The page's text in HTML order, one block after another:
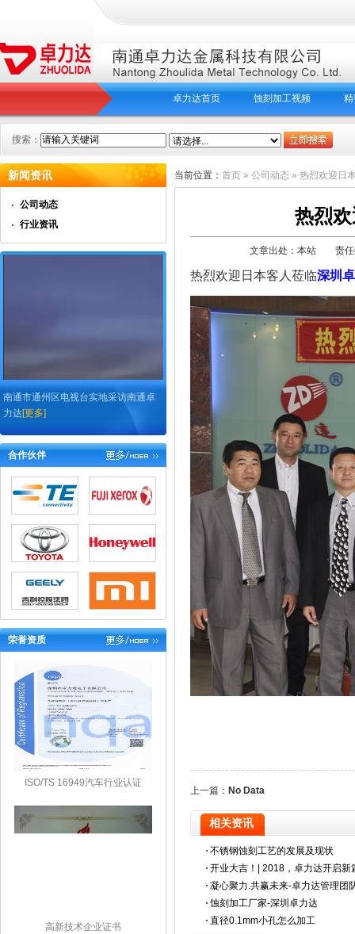
卓力达首页 蚀刻加工视频
搜索：
新闻资讯
公司动态
行业资讯
南通市通州区电视台实地采访南通卓
力达[更多]
合作伙伴
荣誉资质
ISO/TS 16949汽车行业认证
高新技术企业证书
当前位置： 首页 » 公司动态 » 热烈欢迎日
热烈
文章出处：本站 责
热烈欢迎日本客人莅临深圳
上一篇： No Data
相关资讯
不锈钢蚀刻工艺的发展及现状
开业大吉！| 2018，卓力达开启新
凝心聚力.共赢未来-卓力达管理团
井冈山会师!
蚀刻加工厂家-深圳卓力达
直径0.1mm小孔怎么加工